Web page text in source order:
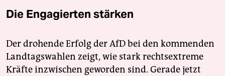
Die Engagierten stärken
Der drohende Erfolg der AfD bei den kommenden
Landtagswahlen zeigt, wie stark rechtsextreme
Kräfte inzwischen geworden sind. Gerade jetzt